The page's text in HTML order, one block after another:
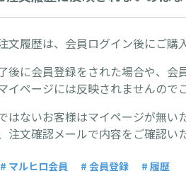
文履歴は、会員ログイン後にご購
後に会員登録をされた場合や、会
イページには反映されませんので
はないお客様はマイページが無
注文確認メールで内容をご確認い
# マルヒロ会員 # 会員登録 # 履歴